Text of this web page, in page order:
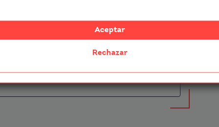
años 60
Unknown»?
mm
Aceptar
Rechazar